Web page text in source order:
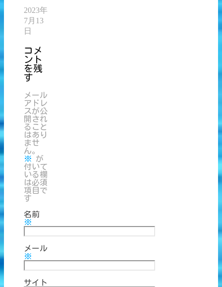
2023年
7月13
日
コメ
ント
を残
す
メール
アドレ
スが公
開され
ること
はあり
ませ
ん。
※ が
付いて
いる欄
は必須
項目で
す
名前
※
メール
※
サイト